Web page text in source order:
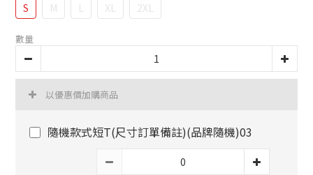
S M L XL 2XL
數量
以優惠價加購商品
隨機款式短T(尺寸訂單備註)(品牌隨機)03